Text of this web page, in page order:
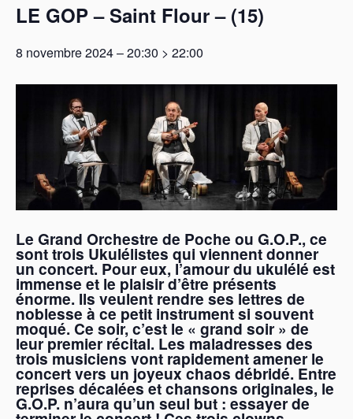
LE GOP – Saint Flour – (15)
8 novembre 2024 – 20:30 > 22:00
Le Grand Orchestre de Poche ou G.O.P., ce
sont trois Ukulélistes qui viennent donner
un concert. Pour eux, l’amour du ukulélé est
immense et le plaisir d’être présents
énorme. Ils veulent rendre ses lettres de
noblesse à ce petit instrument si souvent
moqué. Ce soir, c’est le « grand soir » de
leur premier récital. Les maladresses des
trois musiciens vont rapidement amener le
concert vers un joyeux chaos débridé. Entre
reprises décalées et chansons originales, le
G.O.P. n’aura qu’un seul but : essayer de